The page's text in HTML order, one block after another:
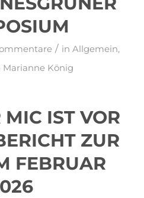
/ inAllgemein,
Marianne König
IST VOR
ZUR
FEBRUAR